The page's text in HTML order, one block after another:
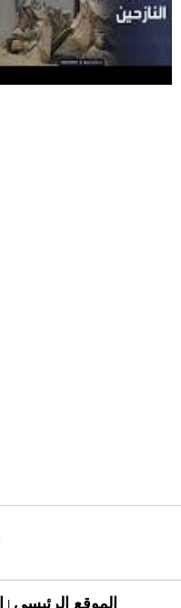
الموقع الرئيسي